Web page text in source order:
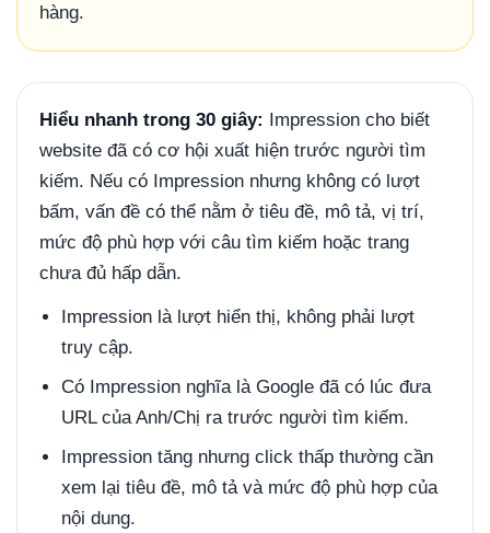
hàng.
Hiểu nhanh trong 30 giây: Impression cho biết
website đã có cơ hội xuất hiện trước người tìm
kiếm. Nếu có Impression nhưng không có lượt
bấm, vấn đề có thể nằm ở tiêu đề, mô tả, vị trí,
mức độ phù hợp với câu tìm kiếm hoặc trang
chưa đủ hấp dẫn.
Impression là lượt hiển thị, không phải lượt
truy cập.
Có Impression nghĩa là Google đã có lúc đưa
URL của Anh/Chị ra trước người tìm kiếm.
Impression tăng nhưng click thấp thường cần
xem lại tiêu đề, mô tả và mức độ phù hợp của
nội dung.